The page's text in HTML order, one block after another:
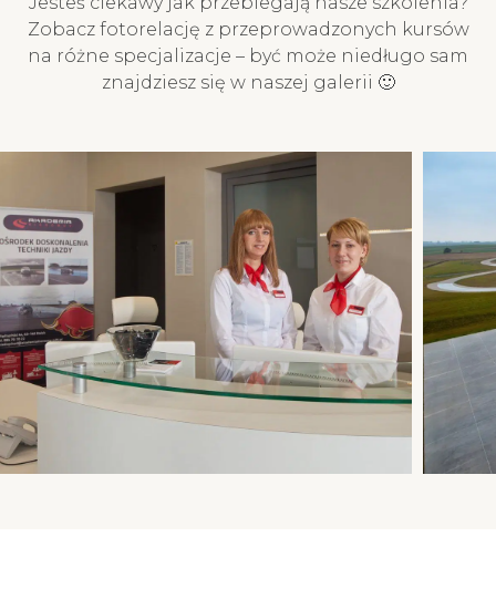
Zobacz fotorelację z przeprowadzonych kursów
na różne specjalizacje – być może niedługo sam
znajdziesz się w naszej galerii 🙂